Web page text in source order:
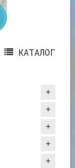
КАТАЛОГ